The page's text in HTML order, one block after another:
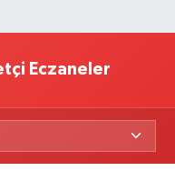
Eczaneler